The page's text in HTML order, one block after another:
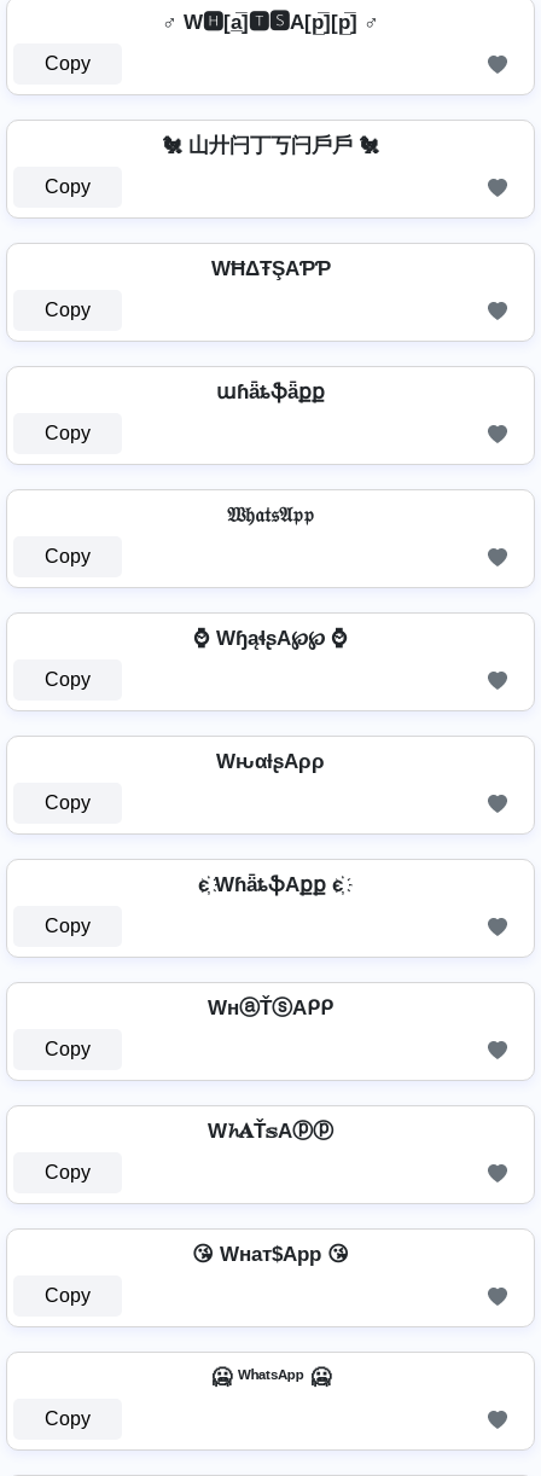
♂️ W🅷[a̲̅]🆃🆂A[p̲̅][p̲̅] ♂️
Copy
🐔 山廾闩丁丂闩戶戶 🐔
Copy
WĦΔŦŞAƤƤ
Copy
աɦǟȶֆǟքք
Copy
𝔚𝔥𝔞𝔱𝔰𝔄𝔭𝔭
Copy
⌚ WɧąɬʂA℘℘ ⌚
Copy
WԋαƚʂAρρ
Copy
є҉ WɦǟȶֆAքք є҉
Copy
WнⓐŤⓢAᑭᑭ
Copy
W𝓱𝐀Ť𝕤Aⓟⓟ
Copy
😘 Wнат$App 😘
Copy
🥶 ᵂʰᵃᵗˢᴬᵖᵖ 🥶
Copy